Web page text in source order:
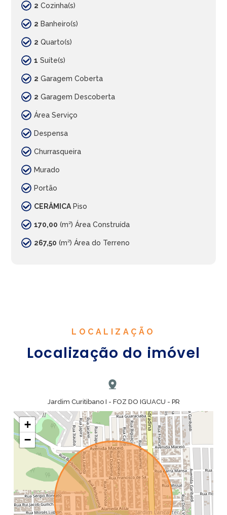
2 Cozinha(s)
2 Banheiro(s)
2 Quarto(s)
1 Suíte(s)
2 Garagem Coberta
2 Garagem Descoberta
Área Serviço
Despensa
Churrasqueira
Murado
Portão
CERÂMICA Piso
170,00 (m²) Área Construída
267,50 (m²) Área do Terreno
LOCALIZAÇÃO
Localização do imóvel
Jardim Curitibano I - FOZ DO IGUACU - PR
+
−